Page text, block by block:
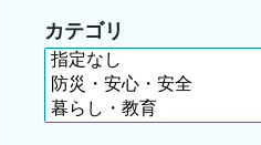
カテゴリ